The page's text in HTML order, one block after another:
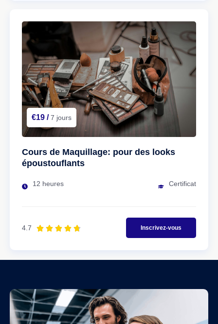
€19 /7 jours
Cours de Maquillage: pour des looks
époustouflants
12 heures Certificat
4.7      Inscrivez-vous